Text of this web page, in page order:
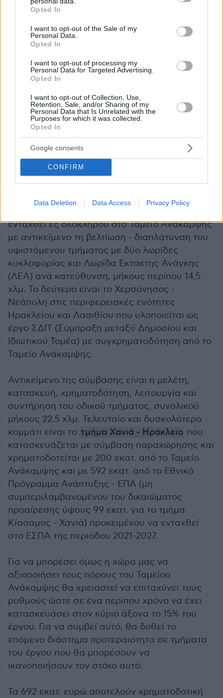
grant or deny consent to Google and its third-party tags to
use your data for below specified purposes in below Google
consent section.
Opted In
I want to opt-out of the Sale of my
Personal Data.
Opted In
I want to opt-out of processing my
Personal Data for Targeted Advertising.
Opted In
I want to opt-out of Collection, Use,
Retention, Sale, and/or Sharing of my
Personal Data that Is Unrelated with the
Purposes for which it was collected.
Opted In
Google consents
CONFIRM
Data Deletion Data Access Privacy Policy
μήκος του τμήματος Χανιά - Ηράκλειο
ανέρχεται σε 187 χιλιόμετρα,
συμπεριλαμβανομένων των 30 χιλιομέτρων που
αφορούν το υπό προαίρεση τμήμα Κίσσαμος -
Το έργο έχει ήδη ξεκινήσει να υλοποιείται
καθώς ο ΒΟΑΚ, για λειτουργικούς και
χρηματοδοτικούς λόγους, έχει σπάσει σε τρία
τμήματα που υλοποιούνται με ξεχωριστές
συμβάσεις και διαφορετικούς αναδόχους, με
τα έργα που εκτελούνται τον τελευταίο χρόνο
να είναι σε πλήρη ανάπτυξη.
Το ένα τμήμα είναι το Νεάπολη - Αγιος
Νικόλαος του
Νομού Λασιθίου
που
ενταχθεί εξ ολοκλήρου στο Ταμείο Ανάκαμψης
με αντικείμενο τη βελτίωση - διαπλάτυνση του
υφιστάμενου τμήματος με δύο λωρίδες
κυκλοφορίας και Λωρίδα Εκτακτης Ανάγκης
(ΛΕΑ) ανά κατεύθυνση, μήκους περίπου 14,5
χλμ. Το δεύτερο είναι το Χερσόνησος -
Νεάπολη στις περιφερειακές ενότητες
Ηρακλείου και Λασιθίου που υλοποιείται ως
έργο ΣΔΙΤ (Σύμπραξη μεταξύ Δημοσίου και
Ιδιωτικού Τομέα) με συγχρηματοδότηση από το
Ταμείο Ανάκαμψης.
Αντικείμενο της σύμβασης είναι η μελέτη,
κατασκευή, χρηματοδότηση, λειτουργία και
συντήρηση του οδικού τμήματος, συνολικού
μήκους 22,5 χλμ. Τελευταίο και δυσκολότερο
κομμάτι είναι το τμήμα Χανιά - Ηράκλειο που
κατασκευάζεται με σύμβαση παραχώρησης και
χρηματοδοτείται με 200 εκατ. από το Ταμείο
Ανάκαμψης και με 592 εκατ. από το Εθνικό
Πρόγραμμα Ανάπτυξης - ΕΠΑ (μη
συμπεριλαμβανομένου του δικαιώματος
προαίρεσης ύψους 99 εκατ. για το τμήμα
Κίσσαμος - Χανιά) προκειμένου να ενταχθεί
στο ΕΣΠΑ της περιόδου 2021-2027.
Για να μπορέσει όμως η χώρα μας να
αξιοποιήσει τους πόρους του Ταμείου
Ανάκαμψης θα χρειαστεί να επιταχύνει τους
ρυθμούς ώστε σε ένα περίπου χρόνο να έχει
κατασκευάσει στον κύριο άξονα το 15% του
έργου. Για να συμβεί αυτό, θα δοθεί το
επόμενο διάστημα προτεραιότητα σε τμήματα
του έργου που θα μπορέσουν να
ικανοποιήσουν τον στόχο αυτό.
Τα 692 εκατ. ευρώ αποτελούν χρηματοδοτική